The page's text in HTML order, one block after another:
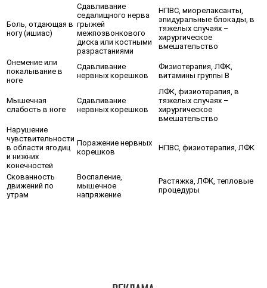
Боль, отдающая в
ногу (ишиас)
Сдавливание
седалищного нерва
грыжей
межпозвонкового
диска или костными
разрастаниями
НПВС, миорелаксанты,
эпидуральные блокады, в
тяжелых случаях –
хирургическое
вмешательство
Онемение или
покалывание в
ноге
Сдавливание
нервных корешков
Физиотерапия, ЛФК,
витамины группы В
Мышечная
слабость в ноге
Сдавливание
нервных корешков
ЛФК, физиотерапия, в
тяжелых случаях –
хирургическое
вмешательство
Нарушение
чувствительности
в области ягодиц
и нижних
конечностей
Поражение нервных
корешков
НПВС, физиотерапия, ЛФК
Скованность
движений по
утрам
Воспаление,
мышечное
напряжение
Растяжка, ЛФК, тепловые
процедуры